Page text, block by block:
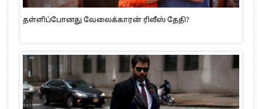
தள்ளிப்போனது வேலைக்காரன் ரிலீஸ் தேதி?